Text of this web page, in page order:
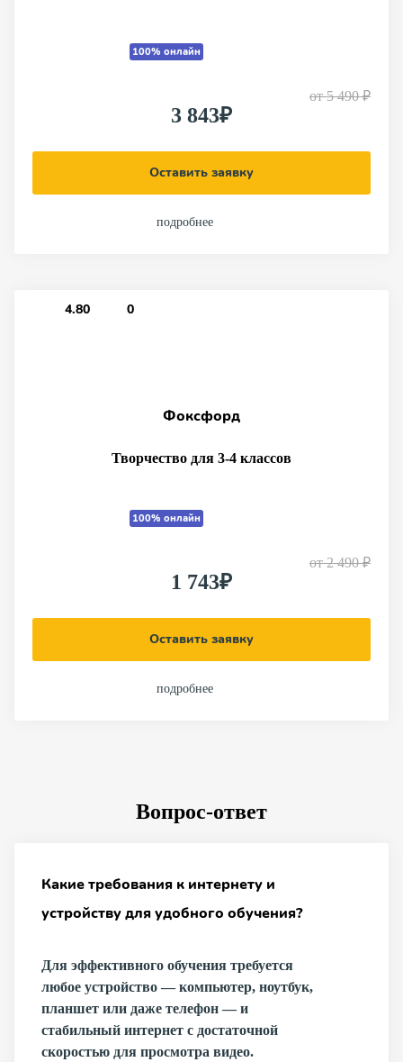
100% онлайн
от5 490 ₽
3 843₽
Оставить заявку
подробнее
4.80 0
Фоксфорд
Творчество для 3-4 классов
100% онлайн
от2 490 ₽
1 743₽
Оставить заявку
подробнее
Вопрос-ответ
Какие требования к интернету и
устройству для удобного обучения?
Для эффективного обучения требуется
любое устройство — компьютер, ноутбук,
планшет или даже телефон — и
стабильный интернет с достаточной
скоростью для просмотра видео.